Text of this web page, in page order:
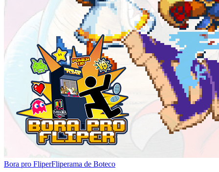
Bora pro FliperFliperama de Boteco